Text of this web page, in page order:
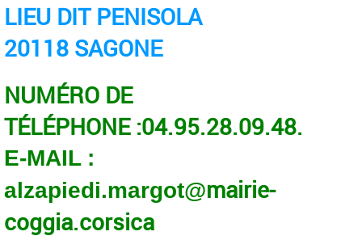
LIEU DIT PENISOLA
20118 SAGONE
NUMÉRODE
TÉLÉPHONE:04.95.28.09.48.
E-MAIL :
alzapiedi.margot@mairie-
coggia.corsica